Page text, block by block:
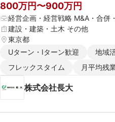
800万円〜900万円
経営企画・経営戦略 M&A・合併
建設・建築・土木 その他
東京都
Uターン・Iターン歓迎
地域
フレックスタイム
月平均残
株式会社長大